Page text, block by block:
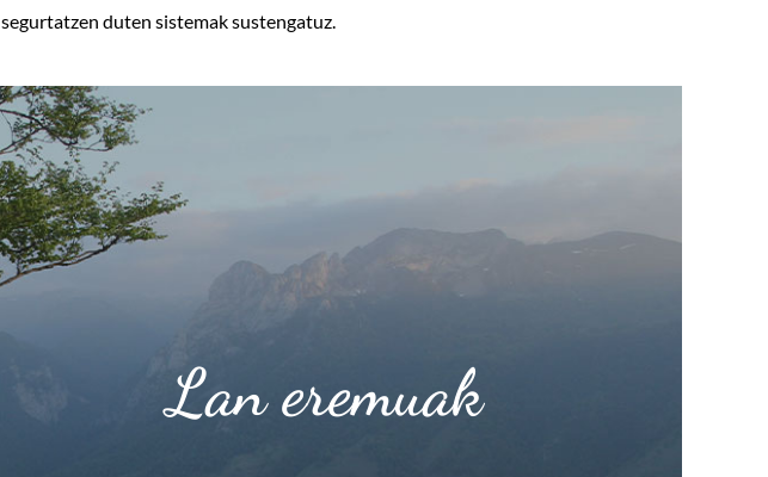
segurtatzen duten sistemak sustengatuz.
Lan eremuak